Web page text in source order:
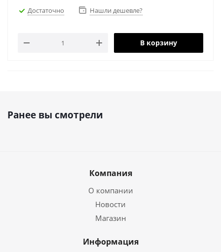
Достаточно Нашли дешевле?
В корзину
Ранее вы смотрели
Компания
О компании
Новости
Магазин
Информация